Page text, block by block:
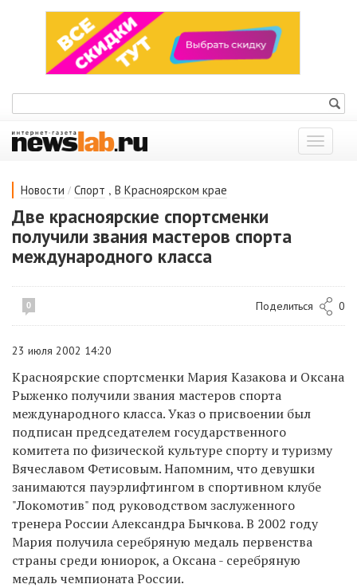
Показать
меню
Новости / Спорт , В Красноярском крае
Две красноярские спортсменки
получили звания мастеров спорта
международного класса
0 Поделиться 0
23 июля 2002 14:20
Красноярские спортсменки Мария Казакова и Оксана
Рыженко получили звания мастеров спорта
международного класса. Указ о присвоении был
подписан председателем государственного
комитета по физической культуре спорту и туризму
Вячеславом Фетисовым. Напомним, что девушки
занимаются пауэрлифтингом в спортивном клубе
"Локомотив" под руководством заслуженного
тренера России Александра Бычкова. В 2002 году
Мария получила серебряную медаль первенства
страны среди юниорок, а Оксана - серебряную
медаль чемпионата России.